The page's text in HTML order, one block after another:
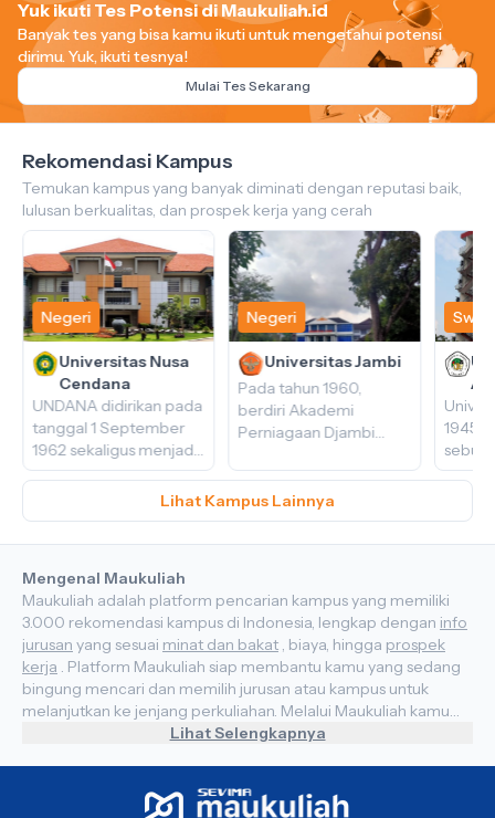
Yuk ikuti Tes Potensi di Maukuliah.id
Banyak tes yang bisa kamu ikuti untuk mengetahui potensi
dirimu.Yuk, ikuti tesnya!
Mulai Tes Sekarang
Rekomendasi Kampus
Temukan kampus yang banyak diminati dengan reputasi baik,
lulusan berkualitas, dan prospek kerja yang cerah
Negeri
Universitas Nusa
Cendana
UNDANA didirikan pada
tanggal 1 September
1962 sekaligus menjadi
universitas negeri
pertama yang berada
di Provinsi Nusa
memiliki gedung
kampus yang
bertempat di Jl.
Adisucipto, Penfui,
Kupang, Nusa Tenggara
Timur.
Negeri
Universitas Jambi
Pada tahun 1960,
berdiri Akademi
Perniagaan Djambi
bawah Jajasan
Perguruan Tinggi
Djambi. Yayasan ini
didirikan atas prakarsa
Pemerintahan Jambi
waktu itu dan diketuai
oleh R. SUDARSONO
yang waktu itu
menjabat sebagai
Walikota Jambi.
Selanjutnya pada tahun
1961, Akademi
Perniagaan Djambi
berubah menjadi
1945
tinggi
Lihat Kampus Lainnya
Mengenal Maukuliah
Maukuliah adalah platform pencarian kampus yang memiliki
3.000 rekomendasi kampus di Indonesia, lengkap dengan info
jurusan yang sesuai minat dan bakat , biaya, hingga prospek
kerja
bingung mencari dan memilih jurusan atau kampus untuk
melanjutkan ke jenjang perkuliahan. Melalui Maukuliah kamu
akan mendapat informasi terkait jurusan yang akan kamu
dalam menentukan jurusan sepertites minat bakat
Lihat Selengkapnya